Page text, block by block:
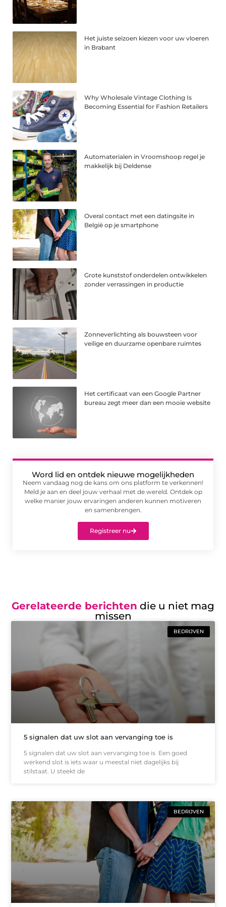
Het juiste seizoen kiezen voor uw vloeren
in Brabant
Why Wholesale Vintage Clothing Is
Becoming Essential for Fashion Retailers
Automaterialen in Vroomshoop regel je
makkelijk bij Deldense
Overal contact met een datingsite in
België op je smartphone
Grote kunststof onderdelen ontwikkelen
zonder verrassingen in productie
Zonneverlichting als bouwsteen voor
veilige en duurzame openbare ruimtes
Het certificaat van een Google Partner
bureau zegt meer dan een mooie website
Word lid en ontdek nieuwe mogelijkheden
Neem vandaag nog de kans om ons platform te verkennen!
Meld je aan en deel jouw verhaal met de wereld. Ontdek op
welke manier jouw ervaringen anderen kunnen motiveren
en samenbrengen.
Registreer nu
Gerelateerde berichten die u niet mag
missen
BEDRIJVEN
5 signalen dat uw slot aan vervanging toe is
5 signalen dat uw slot aan vervanging toe is Een goed
werkend slot is iets waar u meestal niet dagelijks bij
stilstaat. U steekt de
BEDRIJVEN